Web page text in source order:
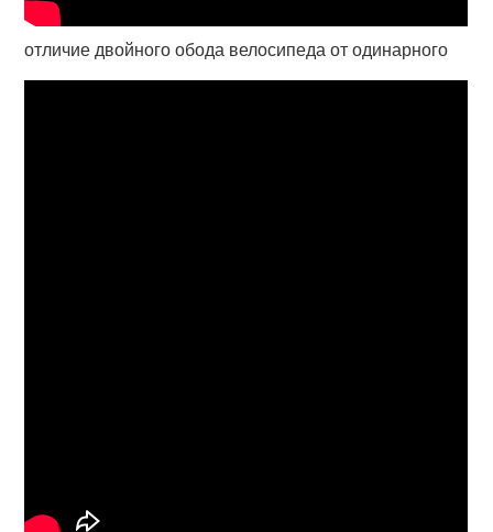
отличие двойного обода велосипеда от одинарного